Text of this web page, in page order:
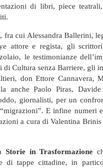
di libri, piece
cui Alessandra Ballerini,
attore e regista, gli
le testimonianze
di Cultura senza Barriere, gli
don Ettore Cannavera,
anche Paolo Piras, Davide
giornalisti, per un
E infine numeri
a cura di Valentina Brinis
Storie in Trasformazione
di tappe cittadine, in